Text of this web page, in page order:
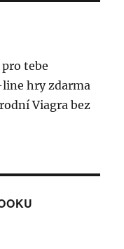
tebe
hry zdarma
Viagra bez